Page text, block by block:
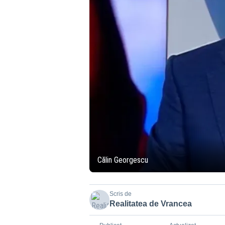
Călin Georgescu
Scris de
Realitatea de Vrancea